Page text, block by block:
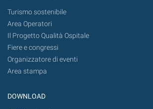
Turismo sostenibile
Area Operatori
Il Progetto Qualità Ospitale
Fiere e congressi
Organizzatore di eventi
Area stampa
DOWNLOAD